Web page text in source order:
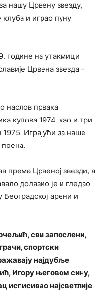
нашу Црвену звезду,
клуба и играо пуну
године на утакмици
Црвена звезда –
наслов првака
купова 1974. као и три
1975. Играјући за наше
поена.
према Црвеној звезди, а
долазио је и гледао
Београдској арени и
сви запослени,
спортски
најдубље
Игору његовом сину,
исписивао најсветлије